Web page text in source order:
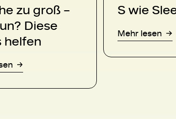
zu groß –
Diese
helfen
S wie
Mehr lesen